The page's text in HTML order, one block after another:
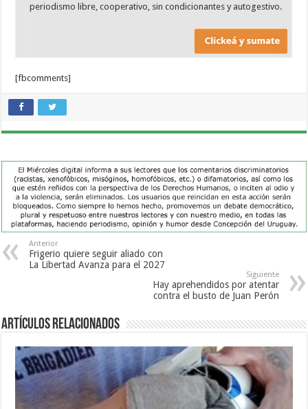
periodismo libre, cooperativo, sin condicionantes y autogestivo.
[fbcomments]
Anterior
Frigerio quiere seguir aliado con
La Libertad Avanza para el 2027
Siguiente
Hay aprehendidos por atentar
contra el busto de Juan Perón
Artículos Relacionados